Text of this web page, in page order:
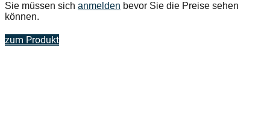
Sie müssen sich anmelden bevor Sie die Preise sehen
können.
zum Produkt